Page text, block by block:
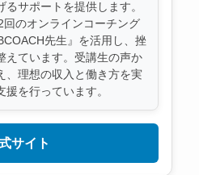
サポートを提供します。
のオンラインコーチング
先生』を活用し、挫
えています。受講生の声か
、理想の収入と働き方を実
援を行っています。
サイト